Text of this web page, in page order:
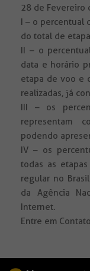
28 de Fevereiro
I – o percentual
do total de
II – o
data e horário
etapa de voo e
realizadas, já
III – os
representam
podendo
IV – os
todas as
regular no
da Agência
Internet.
Entre em